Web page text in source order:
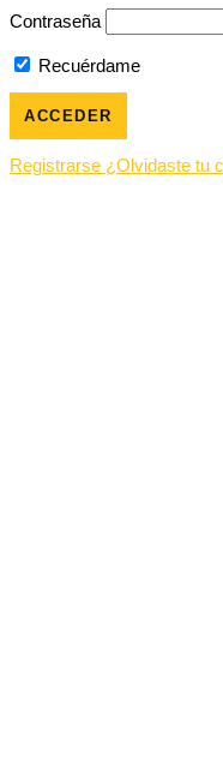
Contraseña
Recuérdame
Registrarse ¿Olvidaste tu